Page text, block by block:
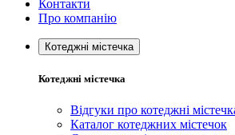
Контакти
Про компанію
Котеджні містечка
Котеджні містечка
Відгуки про котеджні
Каталог котеджних містечок